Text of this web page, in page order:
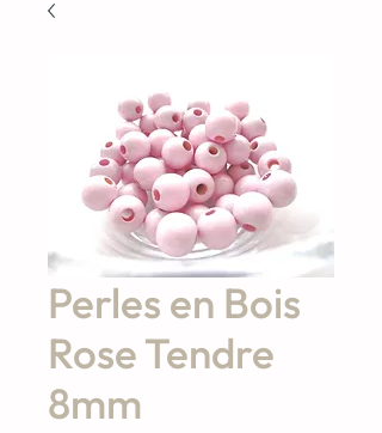
Perles en Bois
Rose Tendre
8mm